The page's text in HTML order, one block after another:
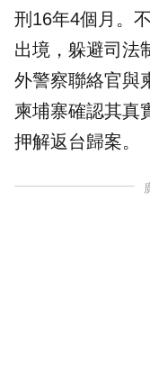
刑16年4個月。
出境，躲避司法
外警察聯絡官與
柬埔寨確認其真
押解返台歸案。